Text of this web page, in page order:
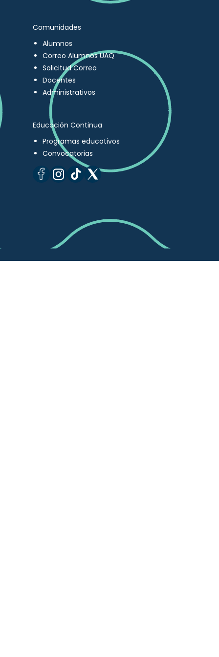
Comunidades
Alumnos
Correo Alumnos UAQ
Solicitud Correo
Docentes
Administrativos
Educación Continua
Programas educativos
Convocatorias